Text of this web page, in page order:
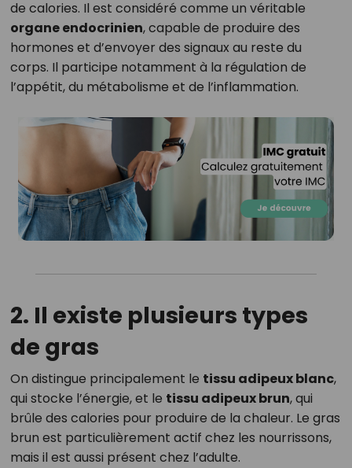
de calories. Il est considéré comme un véritable
organe endocrinien, capable de produire des
hormones et d’envoyer des signaux au reste du
corps. Il participe notamment à la régulation de
l’appétit, du métabolisme et de l’inflammation.
2. Il existe plusieurs types
de gras
On distingue principalement le tissu adipeux blanc,
qui stocke l’énergie, et le tissu adipeux brun, qui
brûle des calories pour produire de la chaleur. Le gras
brun est particulièrement actif chez les nourrissons,
mais il est aussi présent chez l’adulte.